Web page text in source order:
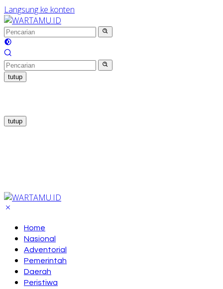
Langsung ke konten
tutup
tutup
Home
Nasional
Adventorial
Pemerintah
Daerah
Peristiwa